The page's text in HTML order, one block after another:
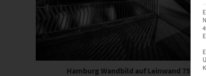
Hamburg Wandbild auf Leinwand 75 x